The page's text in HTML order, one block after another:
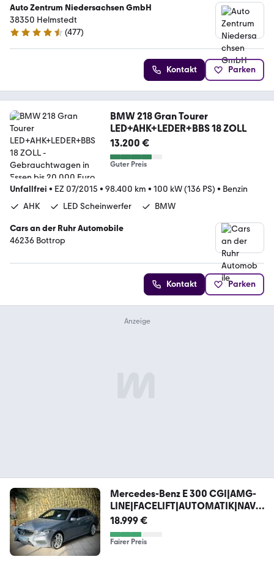
Auto Zentrum Niedersachsen GmbH
38350 Helmstedt
4.5 Sterne
(477)
Kontakt Parken
BMW 218 Gran Tourer
LED+AHK+LEDER+BBS 18 ZOLL
13.200 €
Guter Preis
Unfallfrei • EZ 07/2015 • 98.400 km • 100 kW (136 PS) • Benzin
AHK
LED Scheinwerfer BMW
Cars an der Ruhr Automobile
46236 Bottrop
Kontakt Parken
Mercedes-Benz E 300 CGI|AMG-
LINE|FACELIFT|AUTOMATIK|NAVI|
LED|
18.999 €
Fairer Preis